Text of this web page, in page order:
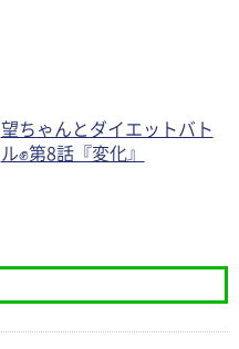
望ちゃんとダイエットバト
ル✊第8話『変化』